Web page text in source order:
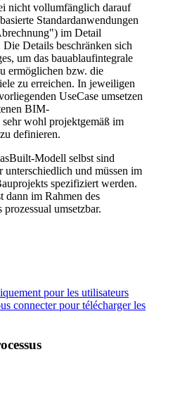
nicht vollumfänglich darauf
Standardanwendungen
im Detail
Die Details beschränken sich
um das bauablaufintegrale
ermöglichen bzw. die
zu erreichen. In jeweiligen
UseCase umsetzen
BIM-
sehr wohl projektgemäß im
definieren.
Modell selbst sind
unterschiedlich und müssen im
spezifiziert werden.
dann im Rahmen des
umsetzbar.
pour les utilisateurs
connecterpour télécharger les